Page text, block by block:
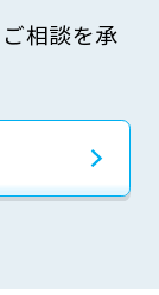
相談を承